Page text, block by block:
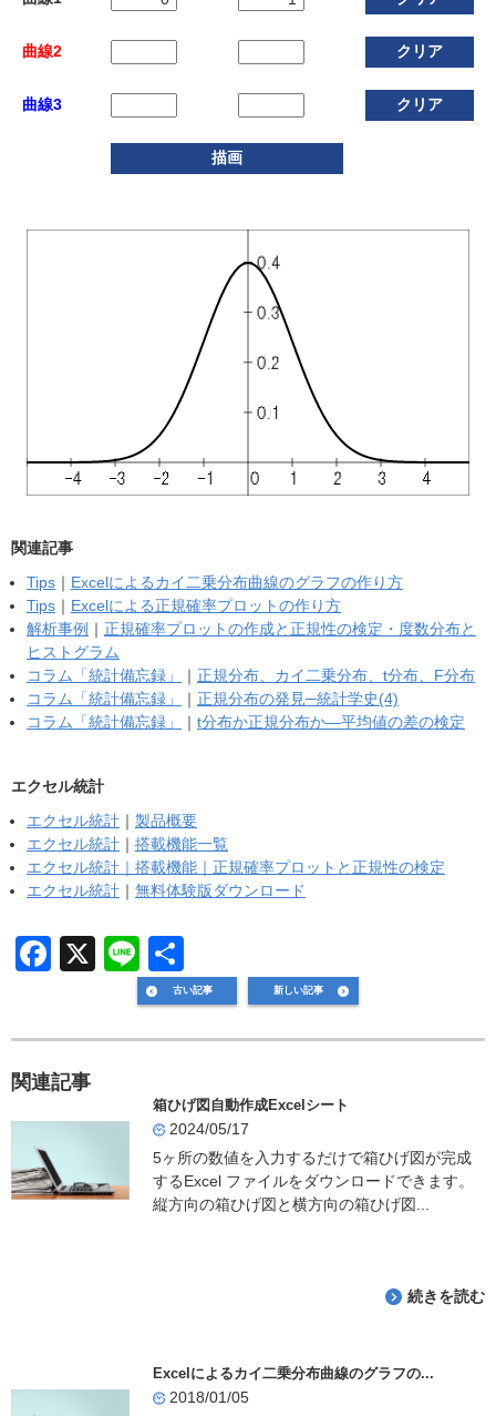
曲線2
曲線3
関連記事
Tips ｜ Excelによるカイ二乗分布曲線のグラフの作り方
Tips ｜ Excelによる正規確率プロットの作り方
解析事例 ｜ 正規確率プロットの作成と正規性の検定・度数分布と
ヒストグラム
コラム「統計備忘録」
｜ 正規分布、カイ二乗分布、t分布、F分布
コラム「統計備忘録」
｜ 正規分布の発見─統計学史(4)
コラム「統計備忘録」
｜ t分布か正規分布か―平均値の差の検定
エクセル統計
エクセル統計 ｜ 製品概要
エクセル統計 ｜ 搭載機能一覧
エクセル統計｜搭載機能｜正規確率プロットと正規性の検定
エクセル統計 ｜ 無料体験版ダウンロード
F
b
o
o
k
X
Li
n
有
古い記事 新しい記事
関連記事
箱ひげ図自動作成Excelシート
2024/05/17
5ヶ所の数値を入力するだけで箱ひげ図が完成
するExcel ファイルをダウンロードできます。
縦方向の箱ひげ図と横方向の箱ひげ図...
続きを読む
Excelによるカイ二乗分布曲線のグラフの...
2018/01/05